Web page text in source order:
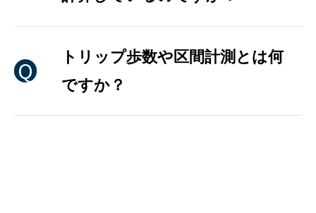
トリップ歩数や区間計測とは何
ですか？